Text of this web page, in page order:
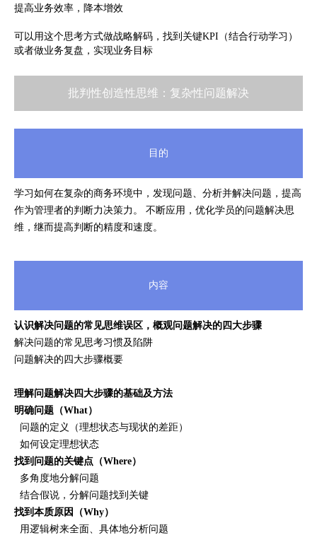
提高业务效率，降本增效
可以用这个思考方式做战略解码，找到关键KPI（结合行动学习）
或者做业务复盘，实现业务目标
批判性创造性思维：复杂性问题解决
目的
学习如何在复杂的商务环境中，发现问题、分析并解决问题，提高
作为管理者的判断力决策力。 不断应用，优化学员的问题解决思
维，继而提高判断的精度和速度。
内容
认识解决问题的常见思维误区，概观问题解决的四大步骤
解决问题的常见思考习惯及陷阱
问题解决的四大步骤概要
理解问题解决四大步骤的基础及方法
明确问题（What）
问题的定义（理想状态与现状的差距）
如何设定理想状态
找到问题的关键点（Where）
多角度地分解问题
结合假说，分解问题找到关键
找到本质原因（Why）
用逻辑树来全面、具体地分析问题